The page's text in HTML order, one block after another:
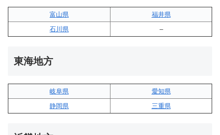
富山県
福井県
石川県
–
東海地方
岐阜県
愛知県
静岡県
三重県